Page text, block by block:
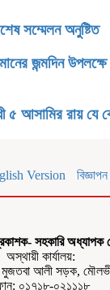
সম্মেলন অনুষ্টিত
জন্মদিন
৫ আসামির রায় যে
Version বিজ্ঞাপন
সহকারি অধ্যাপক
অস্থায়ী কার্যালয়:
আলী সড়ক,
০১৭১৮-০২১১১৮